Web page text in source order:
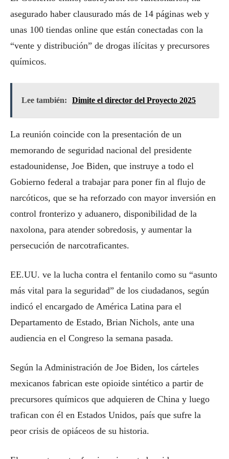
asegurado haber clausurado más de 14 páginas web y
unas 100 tiendas online que están conectadas con la
“vente y distribución” de drogas ilícitas y precursores
químicos.
Lee también: Dimite el director del Proyecto 2025
La reunión coincide con la presentación de un
memorando de seguridad nacional del presidente
estadounidense, Joe Biden, que instruye a todo el
Gobierno federal a trabajar para poner fin al flujo de
narcóticos, que se ha reforzado con mayor inversión en
control fronterizo y aduanero, disponibilidad de la
naxolona, para atender sobredosis, y aumentar la
persecución de narcotraficantes.
EE.UU. ve la lucha contra el fentanilo como su “asunto
más vital para la seguridad” de los ciudadanos, según
indicó el encargado de América Latina para el
Departamento de Estado, Brian Nichols, ante una
audiencia en el Congreso la semana pasada.
Según la Administración de Joe Biden, los cárteles
mexicanos fabrican este opioide sintético a partir de
precursores químicos que adquieren de China y luego
trafican con él en Estados Unidos, país que sufre la
peor crisis de opiáceos de su historia.